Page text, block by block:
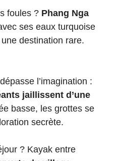
foules ? Phang Nga
ses eaux turquoise
destination rare.
l’imagination :
jaillissent d’une
basse, les grottes se
secrète.
? Kayak entre